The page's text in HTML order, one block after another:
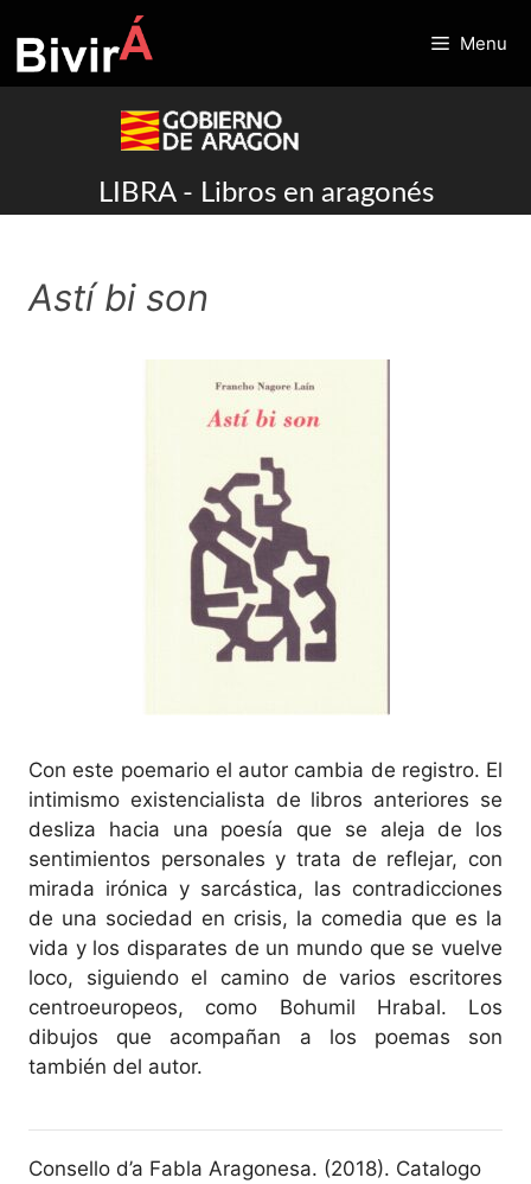
to
content
Menu
LIBRA - Libros en aragonés
Astí bi son
Con este poemario el autor cambia de registro. El
intimismo existencialista de libros anteriores se
desliza hacia una poesía que se aleja de los
sentimientos personales y trata de reflejar, con
mirada irónica y sarcástica, las contradicciones
de una sociedad en crisis, la comedia que es la
vida y los disparates de un mundo que se vuelve
loco, siguiendo el camino de varios escritores
centroeuropeos, como Bohumil Hrabal. Los
dibujos que acompañan a los poemas son
también del autor.
Consello d’a Fabla Aragonesa. (2018). Catalogo